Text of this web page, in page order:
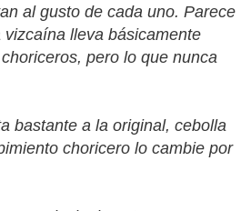
al gusto de cada uno. Parece
lleva básicamente
pero lo que nunca
bastante a la original, cebolla
choricero lo cambie por